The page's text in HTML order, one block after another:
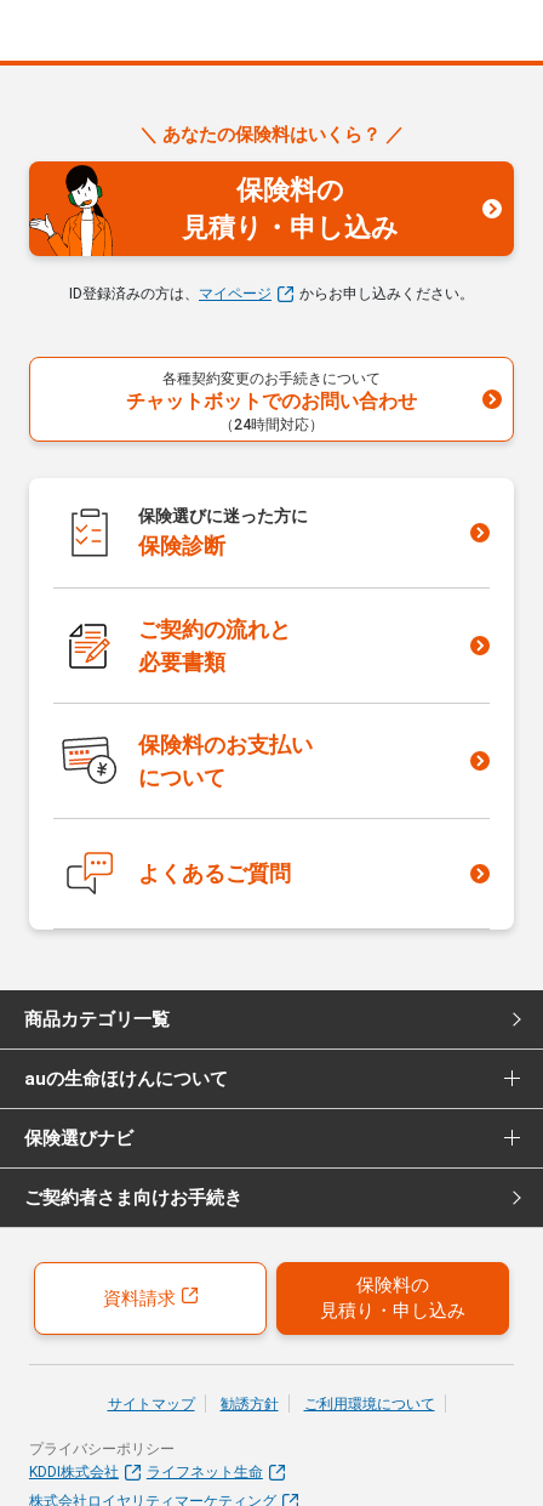
＼ あなたの保険料はいくら？ ／
保険料の
見積り・申し込み
ID登録済みの方は、 マイページ からお申し込みください。
各種契約変更のお手続きについて
チャットボットでのお問い合わせ
（24時間対応）
保険選びに迷った方に
保険診断
ご契約の流れと
必要書類
保険料のお支払い
について
よくあるご質問
商品カテゴリ一覧
死亡保険
医療保険
女性向け医療保険
がん保険
女性向けがん保険
40歳以上の方にはこちらもおすすめ
auの生命ほけんについて
選ばれる理由
Pontaポイント還元について
保険募集代理店について
引受保険会社について
保険選びナビ
保険選びナビ トップ
保険診断
おすすめ加入例
お客さまの声
ご契約者さま向けお手続き
資料請求
保険料の
見積り・申し込み
サイトマップ 勧誘方針 ご利用環境について
プライバシーポリシー
KDDI株式会社
ライフネット生命
株式会社ロイヤリティマーケティング